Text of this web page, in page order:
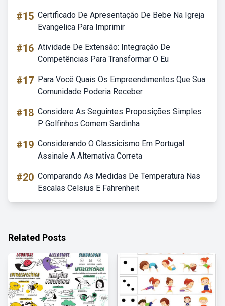
#15 Certificado De Apresentação De Bebe Na Igreja
Evangelica Para Imprimir
#16 Atividade De Extensão: Integração De
Competências Para Transformar O Eu
#17 Para Você Quais Os Empreendimentos Que Sua
Comunidade Poderia Receber
#18 Considere As Seguintes Proposições Simples
P Golfinhos Comem Sardinha
#19 Considerando O Classicismo Em Portugal
Assinale A Alternativa Correta
#20 Comparando As Medidas De Temperatura Nas
Escalas Celsius E Fahrenheit
Related Posts